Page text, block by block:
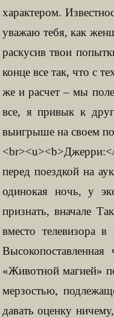
характером.
уважаю тебя, как
раскусив твои
конце все так, что с
же и расчет – мы
все, я привык к
выигрыше на своем
перед поездкой на
одинокая ночь, у
признать, вначале
вместо телевизора
«Животной магией»
мерзостью,
давать оценку